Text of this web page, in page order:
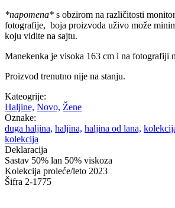
*napomena* s obzirom na različitosti
fotografije, boja proizvoda uživo može
koju vidite na sajtu.
Manekenka je visoka 163 cm i na fotografiji
Proizvod trenutno nije na stanju.
Kateogrije:
Haljine, Novo, Žene
Oznake:
duga haljina, haljina, haljina od lana,
kolekcija
Deklaracija
Sastav 50% lan 50% viskoza
Kolekcija proleće/leto 2023
Šifra 2-1775